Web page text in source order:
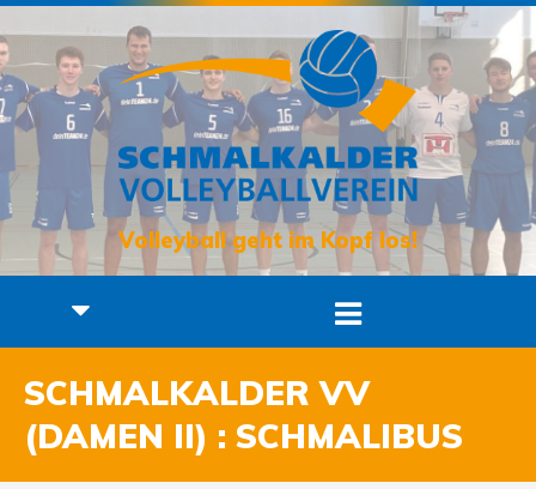
Volleyball geht im Kopf los!
SCHMALKALDER VV
(DAMEN II) : SCHMALIBUS